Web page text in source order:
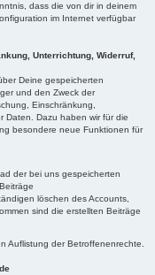
dass die von dir in deinem
im Internet verfügbar
Unterrichtung, Widerruf,
Deine gespeicherten
und den Zweck der
Einschränkung,
Daten. Dazu haben wir für die
besondere neue Funktionen für
der bei uns gespeicherten
löschen des Accounts,
sind die erstellten Beiträge
Auflistung der Betroffenenrechte.